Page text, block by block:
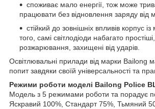
споживає мало енергії, тож може
працювати без відновлення заряду від
стійкий до зовнішніх впливів корпус
того, самі світлодіоди набагато
розжарювання, захищені від ударів.
Освітлювальні прилади від марки Bailong
попит завдяки своїй універсальності та
Режими роботи моделі Bailong Police
Модель з 5 режимами роботи та порадує
Яскравий 100%, Стандарт 75%, Тьмяний